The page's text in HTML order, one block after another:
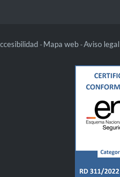
- Mapa web -Aviso legal